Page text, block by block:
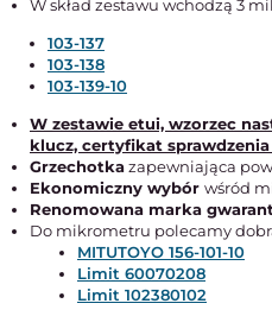
W skład zestawu wchodzą 3
103-137
103-138
103-139-10
W zestawie etui, wzorzec
klucz, certyfikat
Grzechotkazapewniająca
Ekonomiczny wybór wśród
Renomowana marka
Do mikrometru polecamy
MITUTOYO 156-101-10
Limit 60070208
Limit 102380102